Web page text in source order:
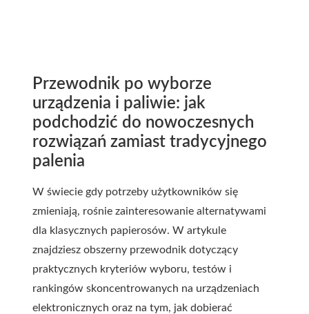
Przewodnik po wyborze
urządzenia i paliwie: jak
podchodzić do nowoczesnych
rozwiązań zamiast tradycyjnego
palenia
W świecie gdy potrzeby użytkowników się
zmieniają, rośnie zainteresowanie alternatywami
dla klasycznych papierosów. W artykule
znajdziesz obszerny przewodnik dotyczący
praktycznych kryteriów wyboru, testów i
rankingów skoncentrowanych na urządzeniach
elektronicznych oraz na tym, jak dobierać